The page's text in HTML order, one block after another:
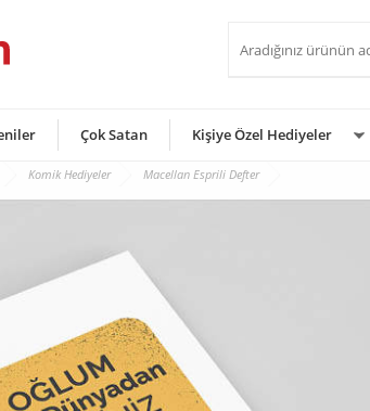
Çok Satan Kişiye Özel Hediyeler
Komik Hediyeler Macellan Esprili Defter